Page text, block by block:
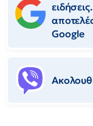
Google